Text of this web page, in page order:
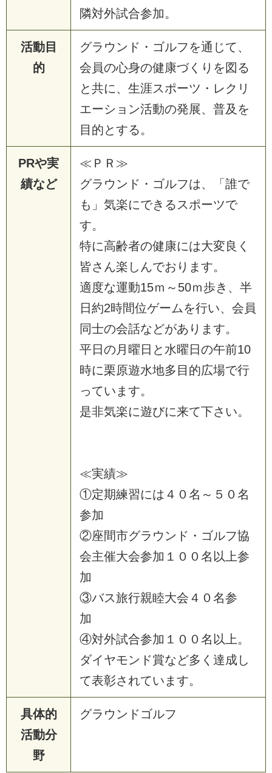
隣対外試合参加。
活動目
的
グラウンド・ゴルフを通じて、
会員の心身の健康づくりを図る
と共に、生涯スポーツ・レクリ
エーション活動の発展、普及を
目的とする。
PRや実
績など
≪ＰＲ≫
グラウンド・ゴルフは、「誰で
も」気楽にできるスポーツで
す。
特に高齢者の健康には大変良く
皆さん楽しんでおります。
適度な運動15ｍ～50ｍ歩き、半
日約2時間位ゲームを行い、会員
同士の会話などがあります。
平日の月曜日と水曜日の午前10
時に栗原遊水地多目的広場で行
っています。
是非気楽に遊びに来て下さい。
≪実績≫
①定期練習には４０名～５０名
参加
②座間市グラウンド・ゴルフ協
会主催大会参加１００名以上参
加
③バス旅行親睦大会４０名参
加
④対外試合参加１００名以上。
ダイヤモンド賞など多く達成し
て表彰されています。
具体的
活動分
野
グラウンドゴルフ